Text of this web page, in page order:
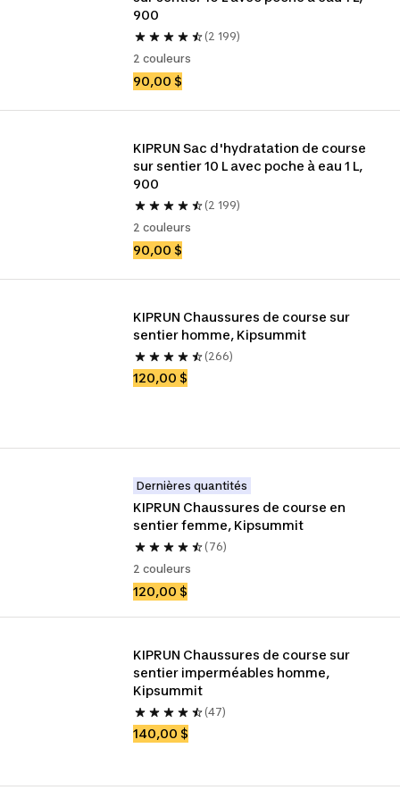
900
(2 199)
2 couleurs
90,00 $
KIPRUN Sac d'hydratation de course
sur sentier 10 L avec poche à eau 1 L,
900
(2 199)
2 couleurs
90,00 $
KIPRUN Chaussures de course sur
sentier homme, Kipsummit
(266)
120,00 $
Dernières quantités
KIPRUN Chaussures de course en
sentier femme, Kipsummit
(76)
2 couleurs
120,00 $
KIPRUN Chaussures de course sur
sentier imperméables homme,
Kipsummit
(47)
140,00 $